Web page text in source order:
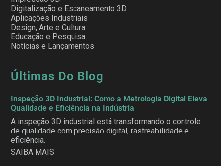
Digitalização e Escaneamento 3D
Aplicações Industriais
Design, Arte e Cultura
Educação e Pesquisa
Notícias e Lançamentos
Últimas Do Blog
Inspeção 3D Industrial: Como a Metrologia Digital Eleva
Qualidade e Eficiência na Indústria
A inspeção 3D industrial está transformando o controle
de qualidade com precisão digital, rastreabilidade e
eficiência.
SAIBA MAIS